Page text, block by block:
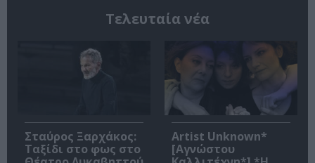
Τελευταία νέα
Σταύρος Ξαρχάκος:
Ταξίδι στο φως στο
Artist Unknown*
[Αγνώστου